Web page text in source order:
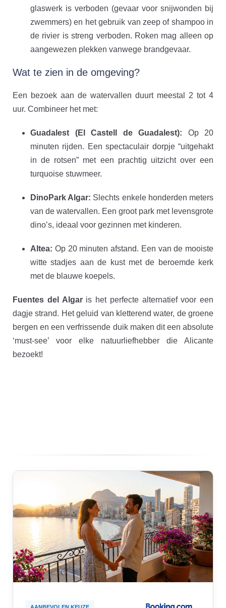
glaswerk is verboden (gevaar voor snijwonden bij
zwemmers) en het gebruik van zeep of shampoo in
de rivier is streng verboden. Roken mag alleen op
aangewezen plekken vanwege brandgevaar.
Wat te zien in de omgeving?
Een bezoek aan de watervallen duurt meestal 2 tot 4
uur. Combineer het met:
Guadalest (El Castell de Guadalest): Op 20
minuten rijden. Een spectaculair dorpje “uitgehakt
in de rotsen” met een prachtig uitzicht over een
turquoise stuwmeer.
DinoPark Algar: Slechts enkele honderden meters
van de watervallen. Een groot park met levensgrote
dino’s, ideaal voor gezinnen met kinderen.
Altea: Op 20 minuten afstand. Een van de mooiste
witte stadjes aan de kust met de beroemde kerk
met de blauwe koepels.
Fuentes del Algaris het perfecte alternatief voor een
dagje strand. Het geluid van kletterend water, de groene
bergen en een verfrissende duik maken dit een absolute
‘must-see’ voor elke natuurliefhebber die Alicante
bezoekt!